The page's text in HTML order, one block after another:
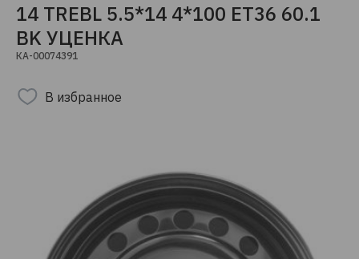
14 TREBL 5.5*14 4*100 ЕТ36 60.1
BK УЦЕНКА
КА-00074391
В избранное